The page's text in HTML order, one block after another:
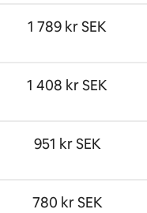
1 789 kr SEK
1 408 kr SEK
951 kr SEK
780 kr SEK